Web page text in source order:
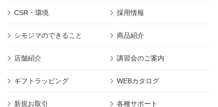
供されるサービスのみであります。
■本規約に明記された場合を除き、目的以外の利用
■本規約に明記された場合を除き、第三者への開示
■その他本規約に規定された方法での適切な管理を
CSR・環境 採用情報
シモジマのできること 商品紹介
店舗紹介 講習会のご案内
ギフトラッピング WEBカタログ
新規お取引 各種サポート